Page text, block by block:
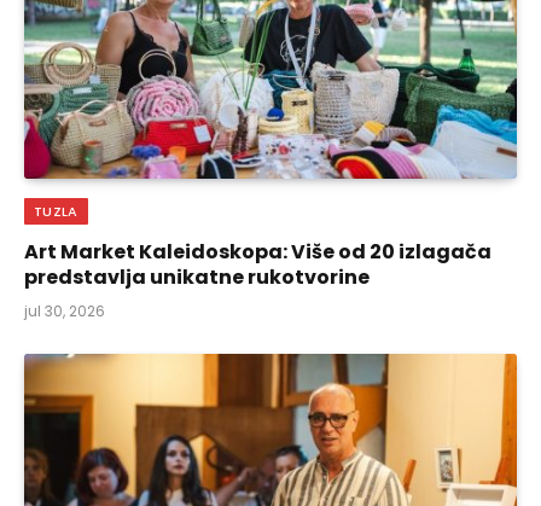
TUZLA
Art Market Kaleidoskopa: Više od 20 izlagača
predstavlja unikatne rukotvorine
jul 30, 2026